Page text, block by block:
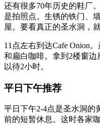
还有很多70年历史的鞋厂
是拍照点。生锈的铁门、
屋。要看真正的圣水洞，
11点左右到达Cafe Onion
和扁白咖啡。拿到2楼窗
以待2小时。
平日下午推荐
平日下午2-4点是圣水洞的
前的短暂休息。这时各家